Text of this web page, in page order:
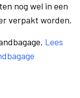
nog wel in een
verpakt worden.
Lees